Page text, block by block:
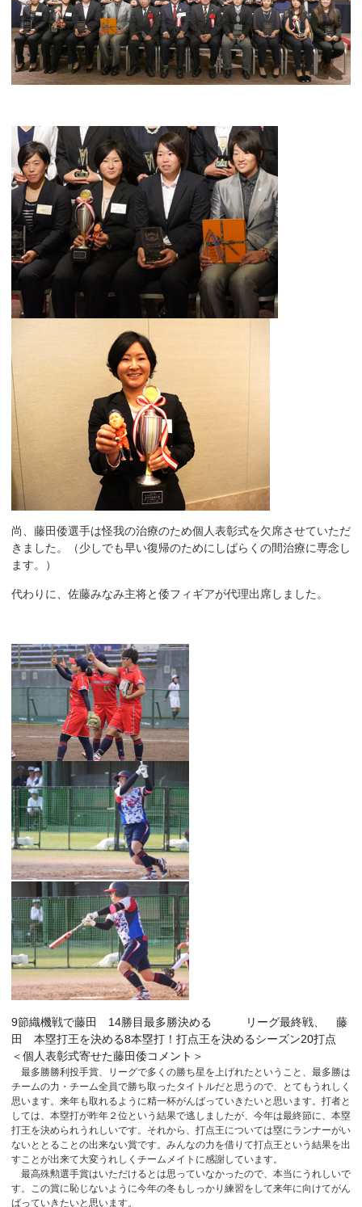
尚、藤田倭選手は怪我の治療のため個人表彰式を欠席させていただ
きました。（少しでも早い復帰のためにしばらくの間治療に専念し
ます。）
代わりに、佐藤みなみ主将と倭フィギアが代理出席しました。
9節織機戦で藤田 14勝目最多勝決める リーグ最終戦、 藤
田 本塁打王を決める8本塁打！打点王を決めるシーズン20打点
＜個人表彰式寄せた藤田倭コメント＞
最多勝勝利投手賞、リーグで多くの勝ち星を上げれたということ、最多勝は
チームの力・チーム全員で勝ち取ったタイトルだと思うので、とてもうれしく
思います。来年も取れるように精一杯がんばっていきたいと思います。打者と
しては、本塁打が昨年２位という結果で逃しましたが、今年は最終節に、本塁
打王を決められうれしいです。それから、打点王については塁にランナーがい
ないととることの出来ない賞です。みんなの力を借りて打点王という結果を出
すことが出来て大変うれしくチームメイトに感謝しています。
最高殊勲選手賞はいただけるとは思っていなかったので、本当にうれしいで
す。この賞に恥じないように今年の冬もしっかり練習をして来年に向けてがん
ばっていきたいと思います。